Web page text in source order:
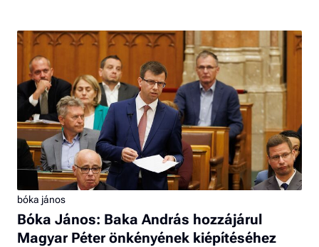
bóka jános
Bóka János: Baka András hozzájárul
Magyar Péter önkényének kiépítéséhez